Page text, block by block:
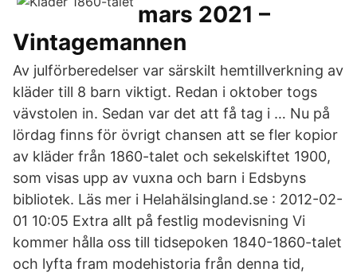
mars 2021 –
Vintagemannen
Av julförberedelser var särskilt hemtillverkning av
kläder till 8 barn viktigt. Redan i oktober togs
vävstolen in. Sedan var det att få tag i … Nu på
lördag finns för övrigt chansen att se fler kopior
av kläder från 1860-talet och sekelskiftet 1900,
som visas upp av vuxna och barn i Edsbyns
bibliotek. Läs mer i Helahälsingland.se : 2012-02-
01 10:05 Extra allt på festlig modevisning Vi
kommer hålla oss till tidsepoken 1840-1860-talet
och lyfta fram modehistoria från denna tid,